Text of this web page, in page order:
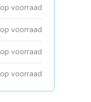
op voorraad
op voorraad
op voorraad
op voorraad